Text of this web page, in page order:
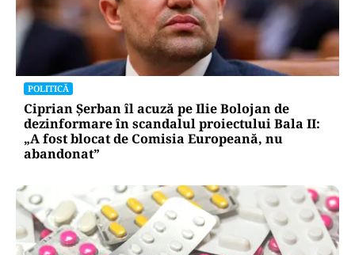
POLITICĂ
Ciprian Șerban îl acuză pe Ilie Bolojan de
dezinformare în scandalul proiectului Bala II:
„A fost blocat de Comisia Europeană, nu
abandonat”